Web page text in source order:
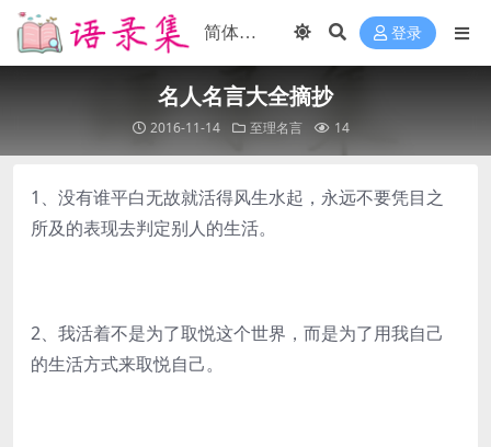
登录
名人名言大全摘抄
2016-11-14 至理名言 14
1、没有谁平白无故就活得风生水起，永远不要凭目之
所及的表现去判定别人的生活。
2、我活着不是为了取悦这个世界，而是为了用我自己
的生活方式来取悦自己。